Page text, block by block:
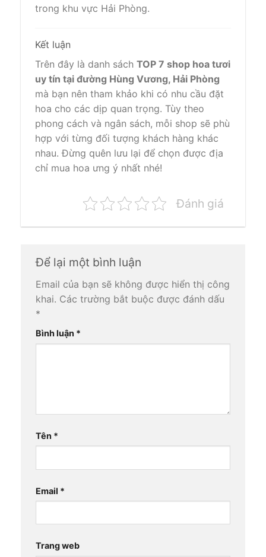
trong khu vực Hải Phòng.
Kết luận
Trên đây là danh sách TOP 7 shop hoa tươi
uy tín tại đường Hùng Vương, Hải Phòng
mà bạn nên tham khảo khi có nhu cầu đặt
hoa cho các dịp quan trọng. Tùy theo
phong cách và ngân sách, mỗi shop sẽ phù
hợp với từng đối tượng khách hàng khác
nhau. Đừng quên lưu lại để chọn được địa
chỉ mua hoa ưng ý nhất nhé!
Đánh giá
Để lại một bình luận
Email của bạn sẽ không được hiển thị công
khai. Các trường bắt buộc được đánh dấu
*
Bình luận *
Tên *
Email *
Trang web